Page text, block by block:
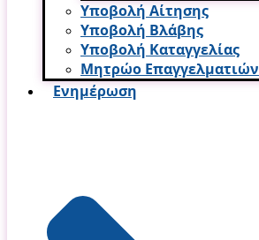
Υποβολή Αίτησης
Υποβολή Βλάβης
Υποβολή Καταγγελίας
Μητρώο Επαγγελματιών
Ενημέρωση